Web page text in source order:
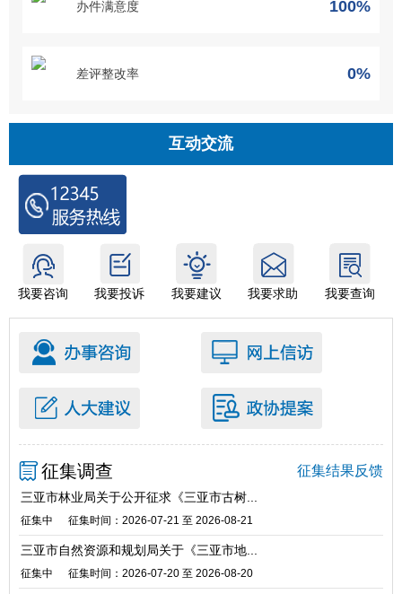
办件满意度 100%
差评整改率 0%
互动交流
我要咨询 我要投诉 我要建议 我要求助 我要查询
征集结果反馈
征集调查
三亚市林业局关于公开征求《三亚市古树...
征集中 征集时间：2026-07-21 至 2026-08-21
三亚市自然资源和规划局关于《三亚市地...
征集中 征集时间：2026-07-20 至 2026-08-20